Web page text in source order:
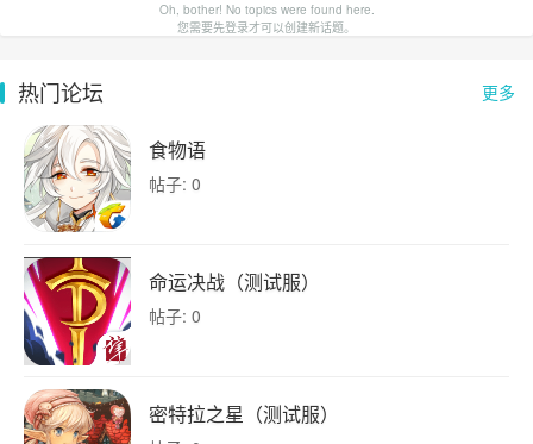
Oh, bother! No topics were found here.
您需要先登录才可以创建新话题。
更多
热门论坛
食物语
帖子: 0
命运决战（测试服）
帖子: 0
密特拉之星（测试服）